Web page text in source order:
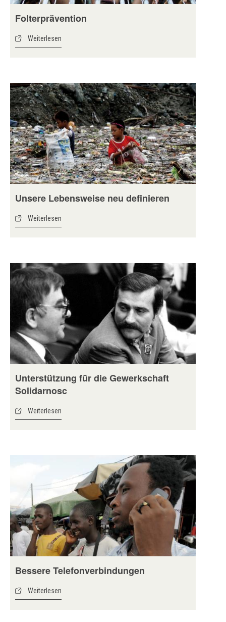
Folterprävention
Weiterlesen
Unsere Lebensweise neu definieren
Weiterlesen
Unterstützung für die Gewerkschaft
Solidarnosc
Weiterlesen
Bessere Telefonverbindungen
Weiterlesen